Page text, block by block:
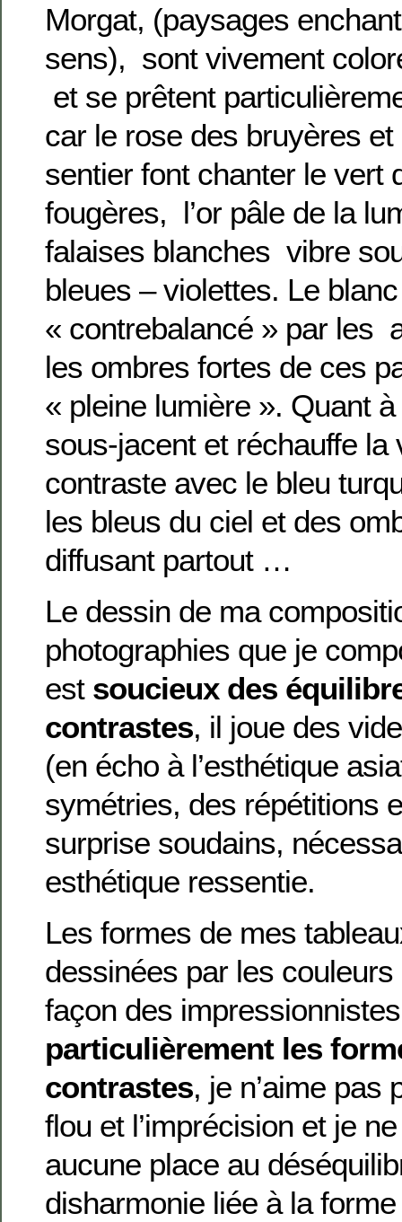
Morgat, (paysages
sens), sont vivement
et se prêtent
car le rose des bruyères
sentier font chanter le vert
fougères, l’or pâle de la
falaises blanches vibre
bleues – violettes. Le
« contrebalancé » par les
les ombres fortes de ces
« pleine lumière ». Quant à
sous-jacent et réchauffe la
contraste avec le bleu
les bleus du ciel et des
diffusant partout …
Le dessin de ma
photographies que je
est soucieux des
contrastes, il joue des
(en écho à l’esthétique
symétries, des répétitions
surprise soudains,
esthétique ressentie.
Les formes de mes
dessinées par les
façon des
particulièrement les
contrastes, je n’aime pas
flou et l’imprécision et je
aucune place au
disharmonie liée à la